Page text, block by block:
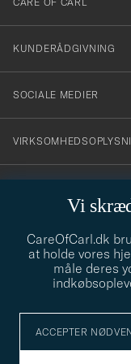
Vi
CareOfCarl.dk
at holde vores
måle deres
ACCEPTER
vårt
nyhetsbrev!
KUNDERÅDGIVNING
SOCIALE MEDIER
Behøver du hjælp til
gerne til!
STILRÅD